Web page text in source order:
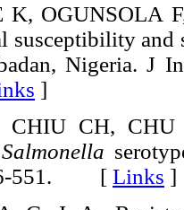
K, OGUNSOLA
susceptibility and
Nigeria. J
]
CH, CHU
Salmonella
551. [ Links ]